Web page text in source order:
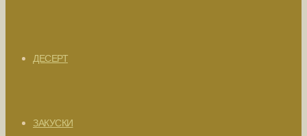
ДЕСЕРТ
ЗАКУСКИ